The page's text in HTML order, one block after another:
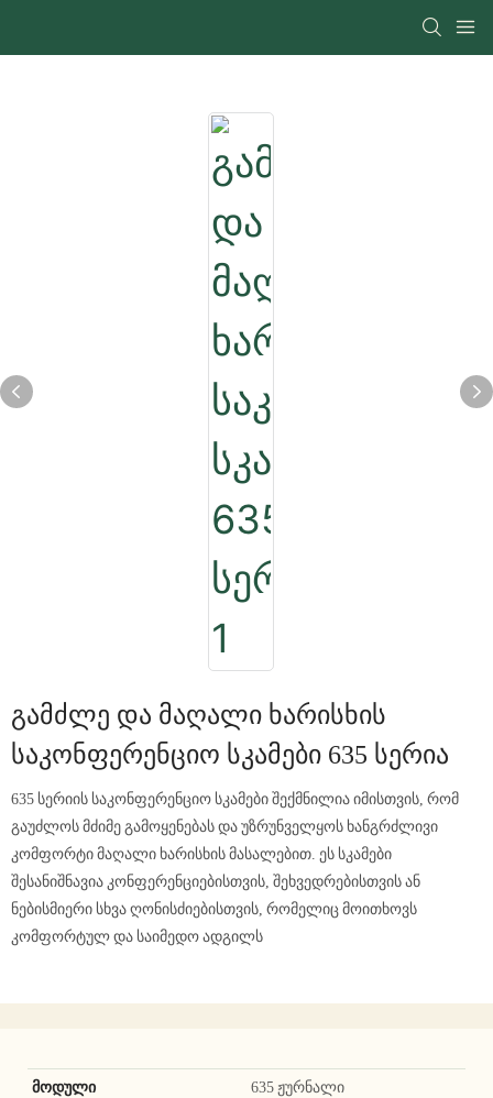
Გამძლე Და Მაღალი Ხარისხის
Საკონფერენციო Სკამები 635 Სერია
635 სერიის საკონფერენციო სკამები შექმნილია იმისთვის, რომ
გაუძლოს მძიმე გამოყენებას და უზრუნველყოს ხანგრძლივი
კომფორტი მაღალი ხარისხის მასალებით. ეს სკამები
შესანიშნავია კონფერენციებისთვის, შეხვედრებისთვის ან
ნებისმიერი სხვა ღონისძიებისთვის, რომელიც მოითხოვს
კომფორტულ და საიმედო ადგილს
მოდული 635 ჟურნალი